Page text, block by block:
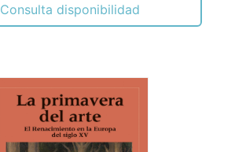
Consulta disponibilidad